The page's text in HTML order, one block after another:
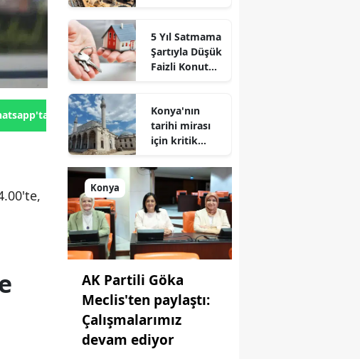
Gönder
5 Yıl Satmama
Şartıyla Düşük
Faizli Konut
Konya'nın
tarihi mirası
için kritik
durum
açıklandı
Konya
AK Partili Göka
Meclis'ten paylaştı:
Çalışmalarımız
devam ediyor